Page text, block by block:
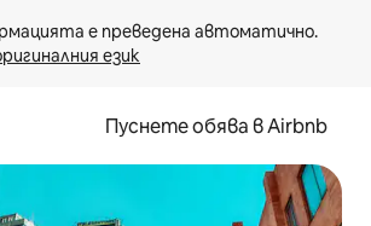
език
Пуснете обява в Airbnb